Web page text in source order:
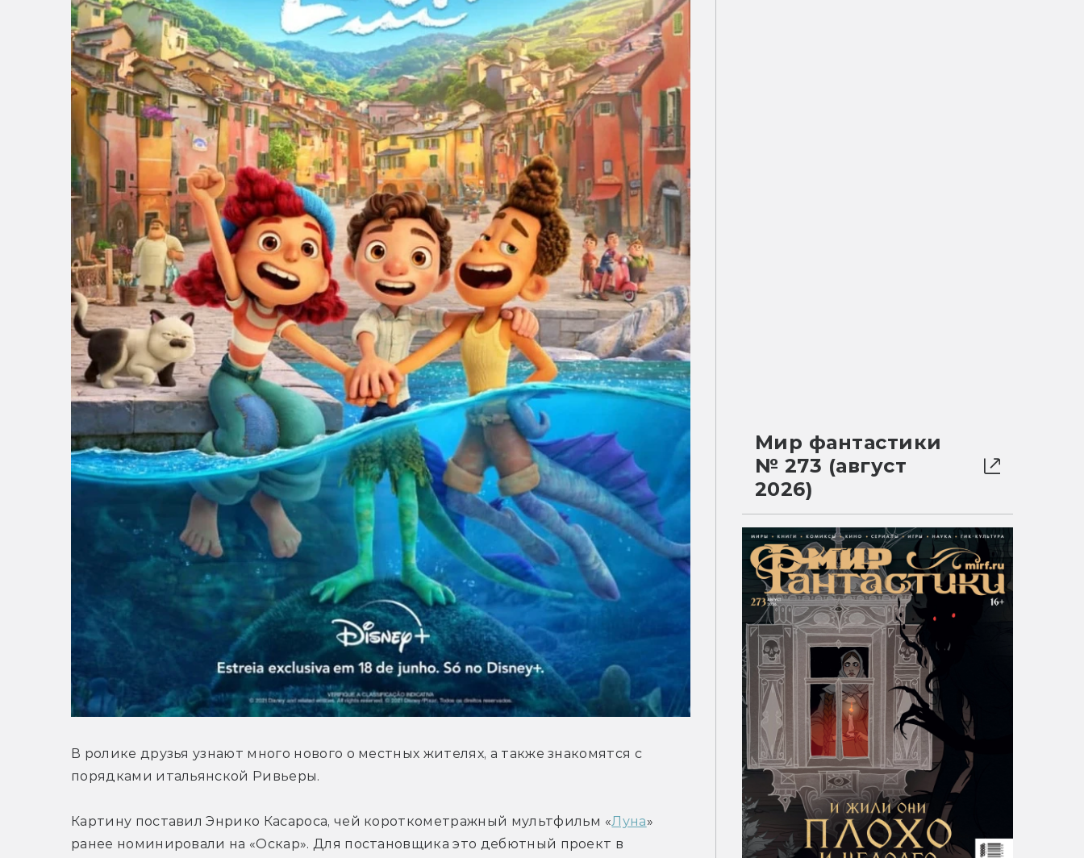
В ролике друзья узнают много нового о местных жителях, а также знакомятся с
порядками итальянской Ривьеры.
Картину поставил Энрико Касароса, чей короткометражный мультфильм «Луна»
ранее номинировали на «Оскар». Для постановщика это дебютный проект в
Мир фантастики
№ 273 (август
2026)